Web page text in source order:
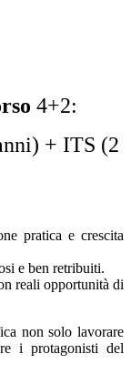
4+2:
+ ITS (2
pratica e crescita
e ben retribuiti.
reali opportunità di
non solo lavorare
i protagonisti del